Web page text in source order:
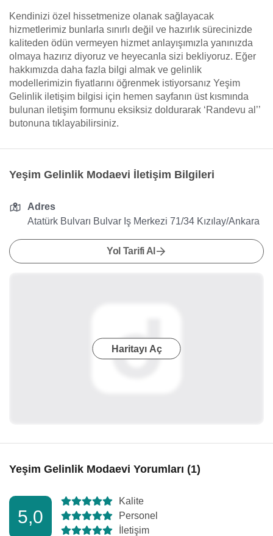
Kendinizi özel hissetmenize olanak sağlayacak
hizmetlerimiz bunlarla sınırlı değil ve hazırlık sürecinizde
kaliteden ödün vermeyen hizmet anlayışımızla yanınızda
olmaya hazırız diyoruz ve heyecanla sizi bekliyoruz. Eğer
hakkımızda daha fazla bilgi almak ve gelinlik
modellerimizin fiyatlarını öğrenmek istiyorsanız Yeşim
Gelinlik iletişim bilgisi için hemen sayfanın üst kısmında
bulunan iletişim formunu eksiksiz doldurarak ‘Randevu al’’
butonuna tıklayabilirsiniz.
Yeşim Gelinlik Modaevi İletişim Bilgileri
Adres
Atatürk Bulvarı Bulvar Iş Merkezi 71/34 Kızılay/Ankara
Yol Tarifi Al
Haritayı Aç
Yeşim Gelinlik Modaevi Yorumları (1)
5,0
Kalite
Personel
İletişim